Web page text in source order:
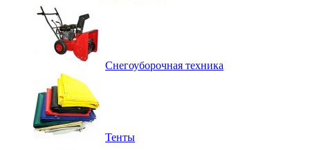
Снегоуборочная техника
Тенты